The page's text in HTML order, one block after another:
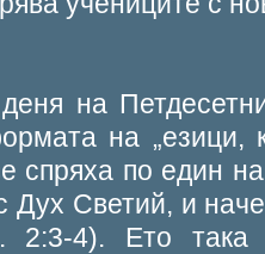
на
на „езици,
спряха по един
Дух Светий, и
2:3-4). Ето